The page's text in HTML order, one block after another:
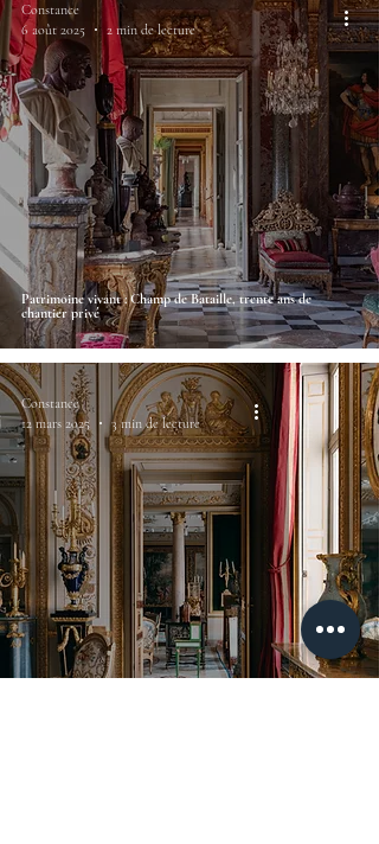
Patrimoine vivant : Champ de Bataille, trente ans de
chantier privé
Constance
6 août 2025
2 min de lecture
Constance
12 mars 2025
3 min de lecture